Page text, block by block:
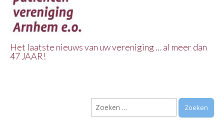
Vereniging
Arnhem e.o.
Het laatste nieuws van uw vereniging … al meer dan
47 JAAR!
Zoeken
naar: